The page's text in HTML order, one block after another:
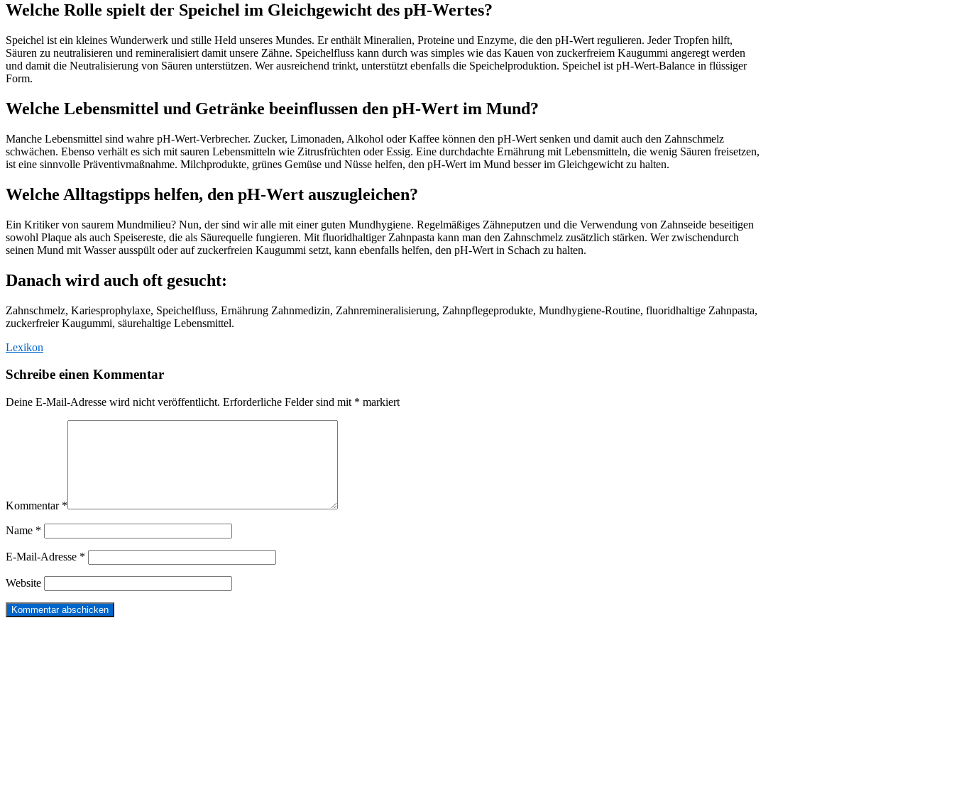
Welche Rolle spielt der Speichel im Gleichgewicht des pH-Wertes?
Speichel ist ein kleines Wunderwerk und stille Held unseres Mundes. Er enthält Mineralien, Proteine und Enzyme, die den pH-Wert regulieren. Jeder Tropfen hilft,
Säuren zu neutralisieren und remineralisiert damit unsere Zähne. Speichelfluss kann durch was simples wie das Kauen von zuckerfreiem Kaugummi angeregt werden
und damit die Neutralisierung von Säuren unterstützen. Wer ausreichend trinkt, unterstützt ebenfalls die Speichelproduktion. Speichel ist pH-Wert-Balance in flüssiger
Form.
Welche Lebensmittel und Getränke beeinflussen den pH-Wert im Mund?
Manche Lebensmittel sind wahre pH-Wert-Verbrecher. Zucker, Limonaden, Alkohol oder Kaffee können den pH-Wert senken und damit auch den Zahnschmelz
schwächen. Ebenso verhält es sich mit sauren Lebensmitteln wie Zitrusfrüchten oder Essig. Eine durchdachte Ernährung mit Lebensmitteln, die wenig Säuren freisetzen,
ist eine sinnvolle Präventivmaßnahme. Milchprodukte, grünes Gemüse und Nüsse helfen, den pH-Wert im Mund besser im Gleichgewicht zu halten.
Welche Alltagstipps helfen, den pH-Wert auszugleichen?
Ein Kritiker von saurem Mundmilieu? Nun, der sind wir alle mit einer guten Mundhygiene. Regelmäßiges Zähneputzen und die Verwendung von Zahnseide beseitigen
sowohl Plaque als auch Speisereste, die als Säurequelle fungieren. Mit fluoridhaltiger Zahnpasta kann man den Zahnschmelz zusätzlich stärken. Wer zwischendurch
seinen Mund mit Wasser ausspült oder auf zuckerfreien Kaugummi setzt, kann ebenfalls helfen, den pH-Wert in Schach zu halten.
Danach wird auch oft gesucht:
Zahnschmelz, Kariesprophylaxe, Speichelfluss, Ernährung Zahnmedizin, Zahnremineralisierung, Zahnpflegeprodukte, Mundhygiene-Routine, fluoridhaltige Zahnpasta,
zuckerfreier Kaugummi, säurehaltige Lebensmittel.
Lexikon
Schreibe einen Kommentar
Deine E-Mail-Adresse wird nicht veröffentlicht. Erforderliche Felder sind mit * markiert
Kommentar *
Name *
E-Mail-Adresse *
Website